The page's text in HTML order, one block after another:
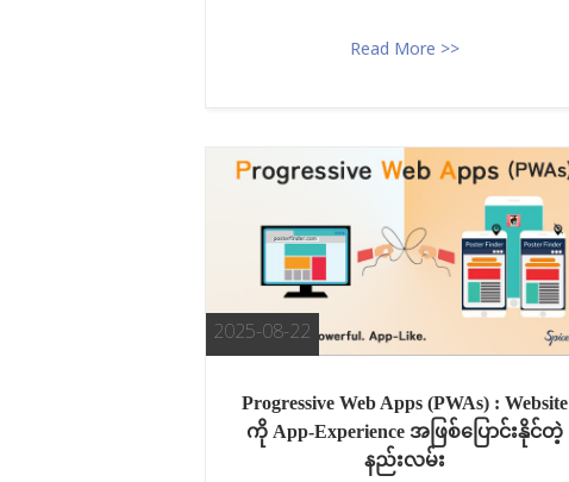
Read More >>
2025-08-22
Progressive Web Apps (PWAs) : Website
ကို App-Experience အဖြစ်ပြောင်းနိုင်တဲ့
နည်းလမ်း